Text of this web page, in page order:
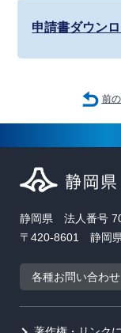
申請書ダウン
前
静岡県 法人番号
〒420-8601 静岡
各種お問い合わせ